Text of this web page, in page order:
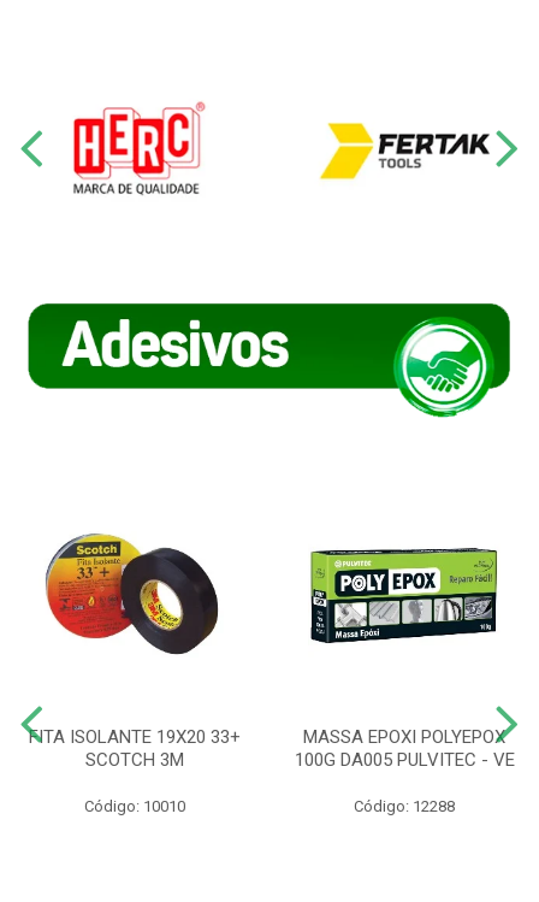
FITA ISOLANTE 19X20 33+
SCOTCH 3M
Código: 10010
MASSA EPOXI POLYEPOX
100G DA005 PULVITEC - VE
Código: 12288